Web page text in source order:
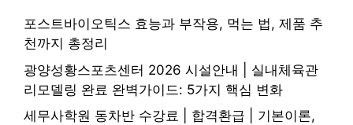
포스트바이오틱스 효능과 부작용, 먹는 법, 제품 추
천까지 총정리
광양성황스포츠센터 2026 시설안내 | 실내체육관
리모델링 완료 완벽가이드: 5가지 핵심 변화
세무사학원 동차반 수강료 | 합격환급 | 기본이론,